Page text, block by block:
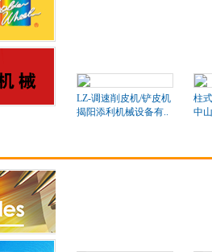
LZ-调速削皮机/铲皮机
揭阳添利机械设备有..
柱
中